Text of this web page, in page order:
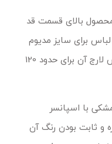
محصول بالای قسمت قد
برای سایز مدیوم
به حدود 50 کیلو و سایز چهار ایکس لارج آن برای حدود 120
با اسپانسر
و ثابت بودن رنگ آن